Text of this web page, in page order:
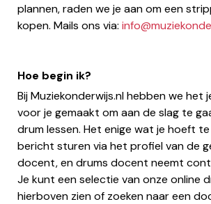
plannen, raden we je aan om een
kopen. Mails ons via:
Hoe begin ik?
Bij Muziekonderwijs.nl hebben we het
voor je gemaakt om aan de slag te
drum lessen. Het enige wat je hoeft
bericht sturen via het profiel van de
docent, en drums docent neemt
Je kunt een selectie van onze online
hierboven zien of zoeken naar een